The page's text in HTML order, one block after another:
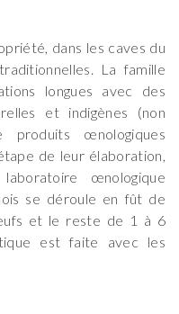
dans les caves du
La famille
longues avec des
et indigènes (non
produits œnologiques
de leur élaboration,
œnologique
se déroule en fût de
et le reste de 1 à 6
est faite avec les